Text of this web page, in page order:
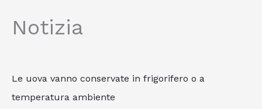
Notizia
Le uova vanno conservate in frigorifero o a
temperatura ambiente